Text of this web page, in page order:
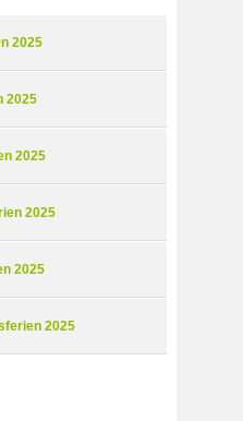
2025
2025
2025
2025
2025
2025